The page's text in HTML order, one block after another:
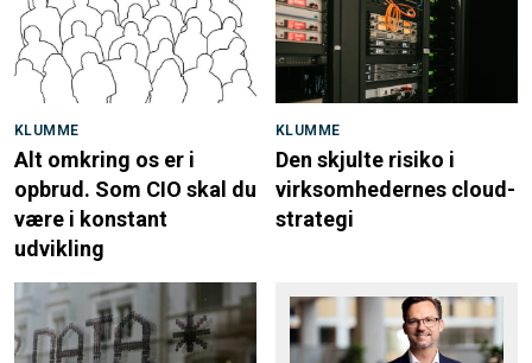
KLUMME
Alt omkring os er i
opbrud. Som CIO skal du
være i konstant
udvikling
KLUMME
Den skjulte risiko i
virksomhedernes cloud-
strategi